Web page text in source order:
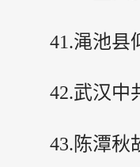
41.渑池县
42.武汉中
43.陈潭秋